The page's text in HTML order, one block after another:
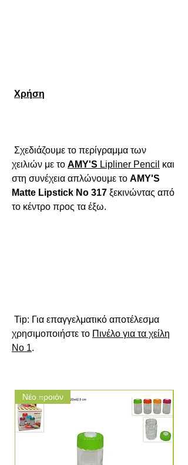
Χρήση
χειλιών με το AMY'S Lipliner Pencil και
στη συνέχεια απλώνουμε το AMY'S
Matte Lipstick No 317 ξεκινώντας από
το κέντρο προς τα έξω.
Tip: Για επαγγελματικό αποτέλεσμα
χρησιμοποιήστε το Πινέλο για τα χείλη
Νο 1.
Νέο προιόν